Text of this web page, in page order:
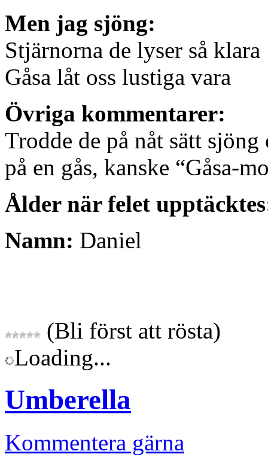
Men jag sjöng:
Stjärnorna de lyser så klara
Gåsa låt oss lustiga vara
Övriga kommentarer:
Trodde de på nåt sätt
på en gås, kanske “Gåsa-
Ålder när felet
Namn: Daniel
(Bli först att rösta)
Loading...
Umberella
Kommentera gärna